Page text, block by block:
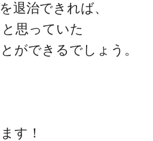
退治できれば、
思っていた
ができるでしょう。
す！